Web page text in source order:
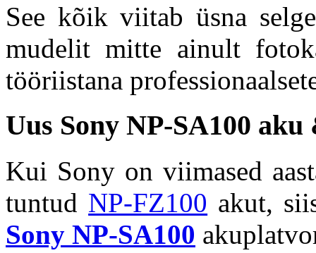
See kõik viitab üsna
mudelit mitte ainult
tööriistana
Uus Sony NP-SA100
Kui Sony on viimased
tuntud NP-FZ100 akut,
Sony NP-SA100